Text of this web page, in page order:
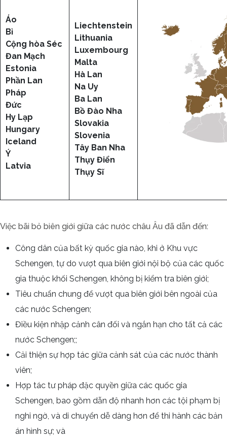
Áo
Bỉ
Cộng hòa Séc
Đan Mạch
Estonia
Phần Lan
Pháp
Đức
Hy Lạp
Hungary
Iceland
Ý
Latvia
Liechtenstein
Lithuania
Luxembourg
Malta
Hà Lan
Na Uy
Ba Lan
Bồ Đào Nha
Slovakia
Slovenia
Tây Ban Nha
Thụy Điển
Thụy Sĩ
Việc bãi bỏ biên giới giữa các nước châu Âu đã dẫn đến:
Công dân của bất kỳ quốc gia nào, khi ở Khu vực
Schengen, tự do vượt qua biên giới nội bộ của các quốc
gia thuộc khối Schengen, không bị kiểm tra biên giới;
Tiêu chuẩn chung để vượt qua biên giới bên ngoài của
các nước Schengen;
Điều kiện nhập cảnh cân đối và ngắn hạn cho tất cả các
nước Schengen;;
Cải thiện sự hợp tác giữa cảnh sát của các nước thành
viên;
Hợp tác tư pháp đặc quyền giữa các quốc gia
Schengen, bao gồm dẫn độ nhanh hơn các tội phạm bị
nghi ngờ, và di chuyển dễ dàng hơn để thi hành các bản
án hình sự; và